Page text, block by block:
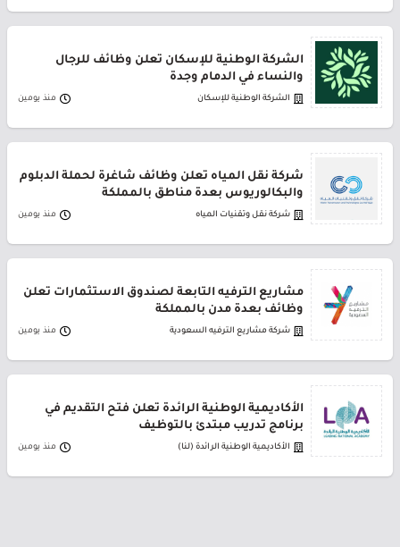
الشركة الوطنية للإسكان تعلن وظائف للرجال
والنساء في الدمام وجدة
الشركة الوطنية للإسكان منذ يومين
شركة نقل المياه تعلن وظائف شاغرة لحملة الدبلوم
والبكالوريوس بعدة مناطق بالمملكة
شركة نقل وتقنيات المياه منذ يومين
مشاريع الترفيه التابعة لصندوق الاستثمارات تعلن
وظائف بعدة مدن بالمملكة
شركة مشاريع الترفيه السعودية منذ يومين
الأكاديمية الوطنية الرائدة تعلن فتح التقديم في
برنامج تدريب مبتدئ بالتوظيف
الأكاديمية الوطنية الرائدة (لنا) منذ يومين